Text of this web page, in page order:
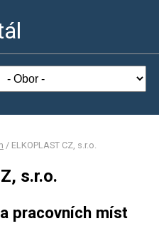
/ ELKOPLAST CZ, s.r.o.
s.r.o.
pracovních míst